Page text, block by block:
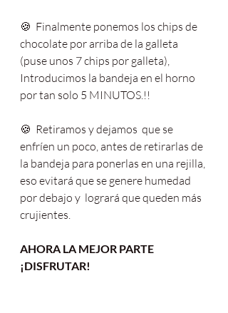
🍪  Finalmente ponemos los chips de
chocolate por arriba de la galleta
(puse unos 7 chips por galleta),
Introducimos la bandeja en el horno
por tan solo 5 MINUTOS.!!
🍪  Retiramos y dejamos  que se
enfríen un poco, antes de retirarlas de
la bandeja para ponerlas en una rejilla,
eso evitará que se genere humedad
por debajo y  logrará que queden más
crujientes.
AHORA LA MEJOR PARTE
¡DISFRUTAR!